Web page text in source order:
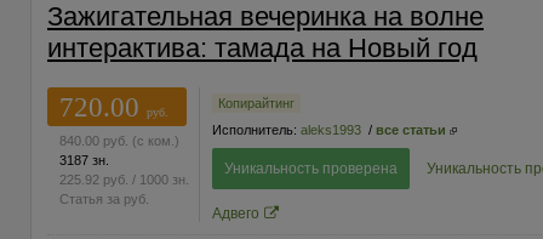
Зажигательная вечеринка на волне
интерактива: тамада на Новый год
720.00
руб.
840.00 руб. (с ком.)
3187 зн.
225.92 руб. / 1000 зн.
Статья за руб.
Копирайтинг
Исполнитель: aleks1993 / все статьи
Уникальность проверена Уникальность
Адвего